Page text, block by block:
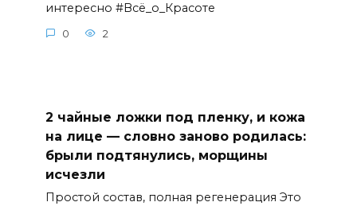
интересно #Всё_о_Красоте
0 2
2 чайные ложки под пленку, и кожа
на лице — словно заново родилась:
брыли подтянулись, морщины
исчезли
Простой состав, полная регенерация Это